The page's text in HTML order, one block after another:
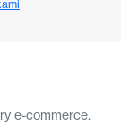
e-commerce.